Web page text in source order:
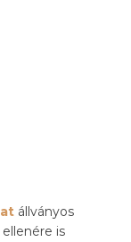
állványos
is